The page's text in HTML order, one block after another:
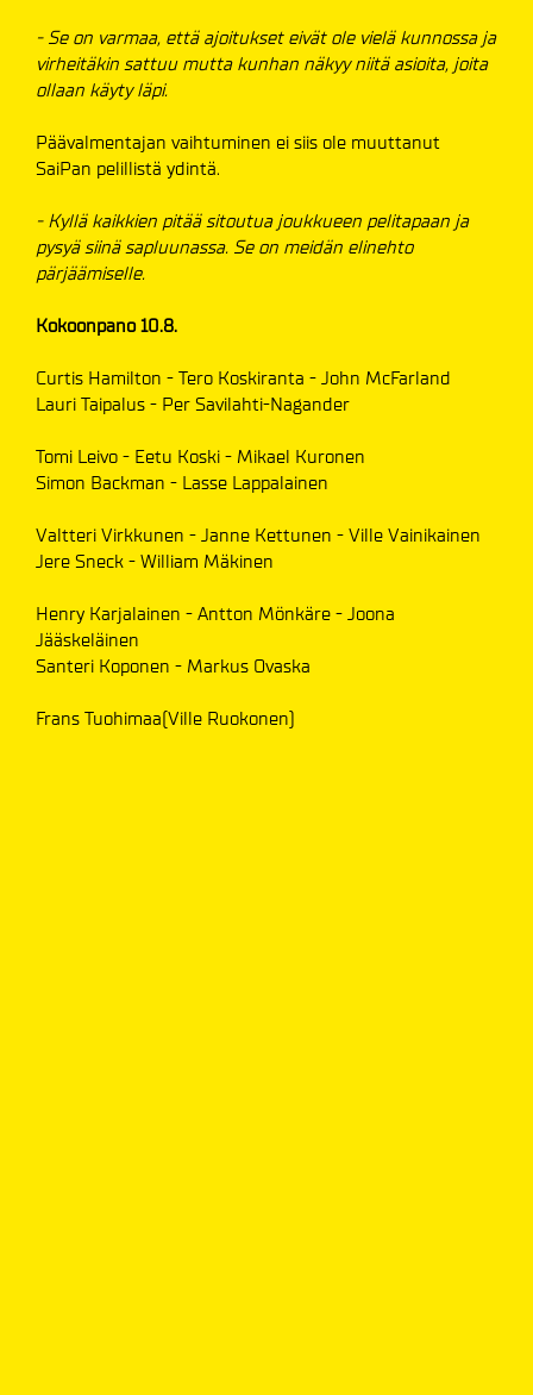
- Se on varmaa, että ajoitukset eivät ole vielä kunnossa ja
virheitäkin sattuu mutta kunhan näkyy niitä asioita, joita
ollaan käyty läpi.
Päävalmentajan vaihtuminen ei siis ole muuttanut
SaiPan pelillistä ydintä.
- Kyllä kaikkien pitää sitoutua joukkueen pelitapaan ja
pysyä siinä sapluunassa. Se on meidän elinehto
pärjäämiselle.
Kokoonpano 10.8.
Curtis Hamilton - Tero Koskiranta - John McFarland
Lauri Taipalus - Per Savilahti-Nagander
Tomi Leivo - Eetu Koski - Mikael Kuronen
Simon Backman - Lasse Lappalainen
Valtteri Virkkunen - Janne Kettunen - Ville Vainikainen
Jere Sneck - William Mäkinen
Henry Karjalainen - Antton Mönkäre - Joona
Jääskeläinen
Santeri Koponen - Markus Ovaska
Frans Tuohimaa(Ville Ruokonen)